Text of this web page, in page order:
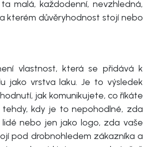
malá, každodenní, nevzhledná,
kterém důvěryhodnost stojí nebo
vlastnost, která se přidává k
jako vrstva laku. Je to výsledek
jak komunikujete, co říkáte
kdy je to nepohodlné, zda
nebo jen jako logo, zda vaše
pod drobnohledem zákazníka a